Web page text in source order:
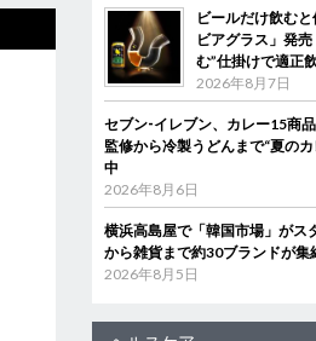
ビールだけ飲む
ビアグラス」発
む”仕掛けで適正
2026年8月7日
セブン‐イレブン、カレー15商
監修から冷製うどんまで“夏の
中
2026年8月6日
横浜高島屋で「韓国市場」が
から雑貨まで約30ブランドが集
2026年8月5日